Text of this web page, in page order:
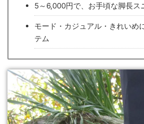
5～6,000円で、お手頃な脚長ス
モード・カジュアル・きれいめ
テム